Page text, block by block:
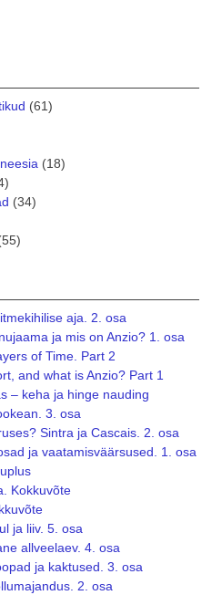
(61)
(18)
(34)
aja. 2. osa
ja mis on Anzio? 1. osa
of Time. Part 2
and what is Anzio? Part 1
– keha ja hinge nauding
3. osa
Sintra ja Cascais. 2. osa
ja vaatamisväärsused. 1. osa
Kokkuvõte
ja liiv. 5. osa
allveelaev. 4. osa
ja kaktused. 3. osa
2. osa